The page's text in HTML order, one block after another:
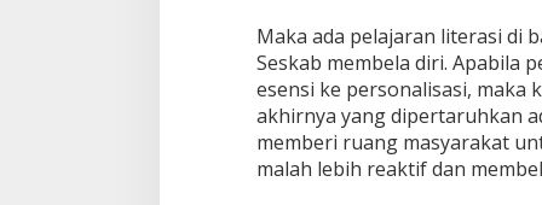
Maka ada pelajaran literasi di
Seskab membela diri. Apabila
esensi ke personalisasi, maka
akhirnya yang dipertaruhkan
memberi ruang masyarakat
malah lebih reaktif dan